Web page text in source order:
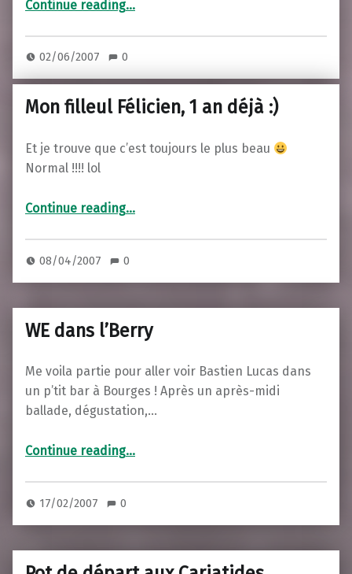
Continue reading…
02/06/2007 0
Mon filleul Félicien, 1 an déjà :)
Et je trouve que c’est toujours le plus beau
Normal !!!! lol
Continue reading“Mon filleul Félicien, 1 an déjà :)”…
08/04/2007 0
WE dans l’Berry
Me voila partie pour aller voir Bastien Lucas dans
un p’tit bar à Bourges ! Après un après-midi
ballade, dégustation,…
Continue reading…
17/02/2007 0